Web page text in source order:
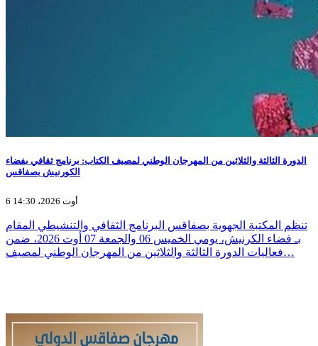
الدورة الثالثة والثلاثين من المهرجان الوطني لمصيف الكتاب: برنامج ثقافي بفضاء
الكورنيش بصفاقس
6 أوت 2026، 14:30
تنظم المكتبة الجهوية بصفاقس البرنامج الثقافي والتنشيطي المقام
بـ فضاء الكرنيش، يومي الخميس 06 والجمعة 07 أوت 2026، ضمن
فعاليات الدورة الثالثة والثلاثين من المهرجان الوطني لمصيف…